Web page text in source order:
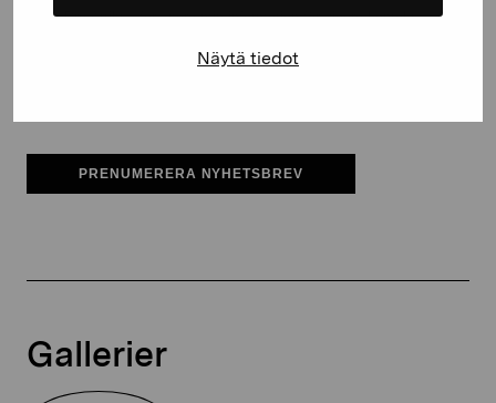
Näytä tiedot
Pro Artibus får spara min information för vidare kontakt
Elverket & Pro Artibus
PRENUMERERA NYHETSBREV
Gallerier